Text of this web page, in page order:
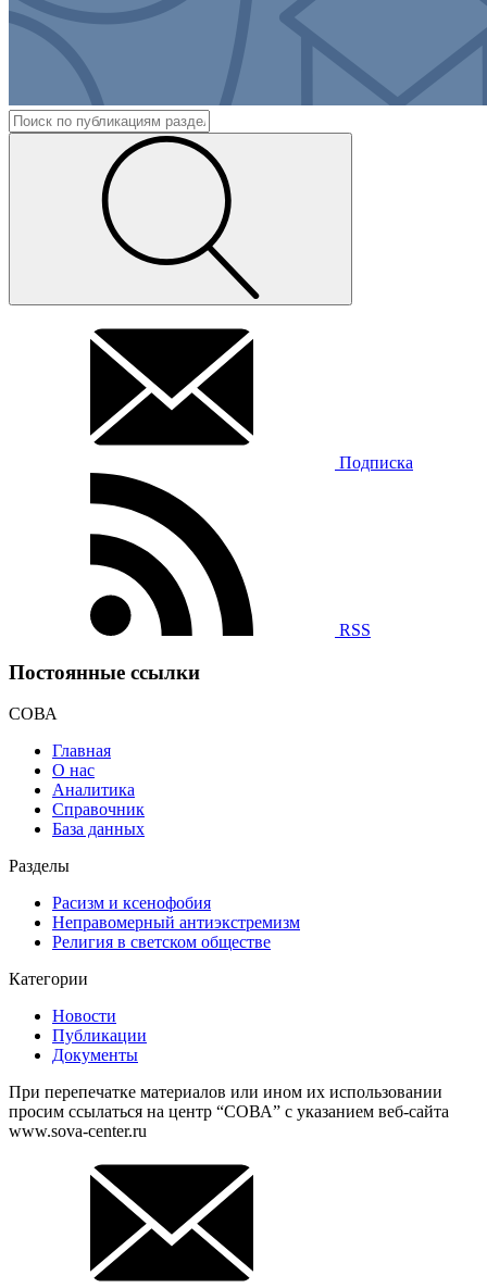
Подписка
RSS
Постоянные ссылки
СОВА
Главная
О нас
Аналитика
Справочник
База данных
Разделы
Расизм и ксенофобия
Неправомерный антиэкстремизм
Религия в светском обществе
Категории
Новости
Публикации
Документы
При перепечатке материалов или ином их использовании
просим ссылаться на центр “СОВА” с указанием веб-сайта
www.sova-center.ru